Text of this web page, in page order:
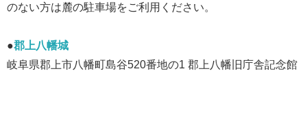
のない方は麓の駐車場をご利用ください。
●郡上八幡城
岐阜県郡上市八幡町島谷520番地の1 郡上八幡旧庁舎記念館